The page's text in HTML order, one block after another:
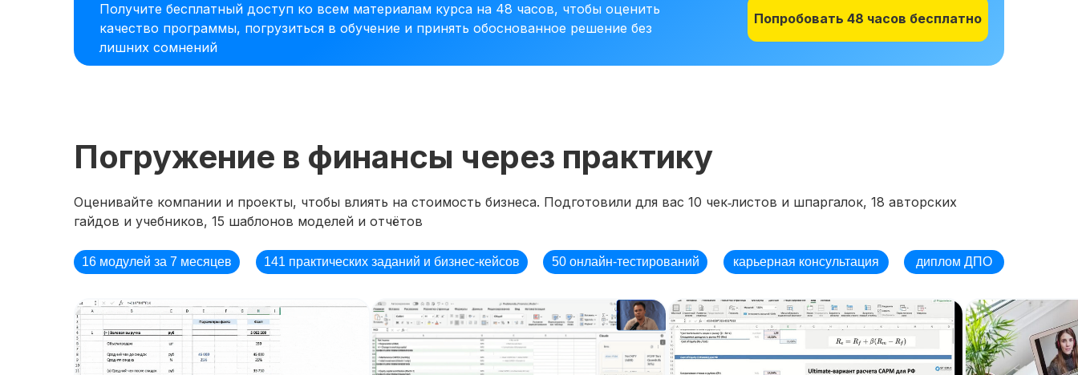
Получите бесплатный доступ ко всем материалам курса на 48 часов, чтобы оценить
качество программы, погрузиться в обучение и принять обоснованное решение без
лишних сомнений
Попробовать 48 часов бесплатно
Погружение в финансы через практику
Оценивайте компании и проекты, чтобы влиять на стоимость бизнеса. Подготовили для вас 10 чек‑листов и шпаргалок, 18 авторских
гайдов и учебников, 15 шаблонов моделей и отчётов
16 модулей за 7 месяцев 141 практических заданий и бизнес-кейсов 50 онлайн-тестирований диплом ДПО
карьерная консультация